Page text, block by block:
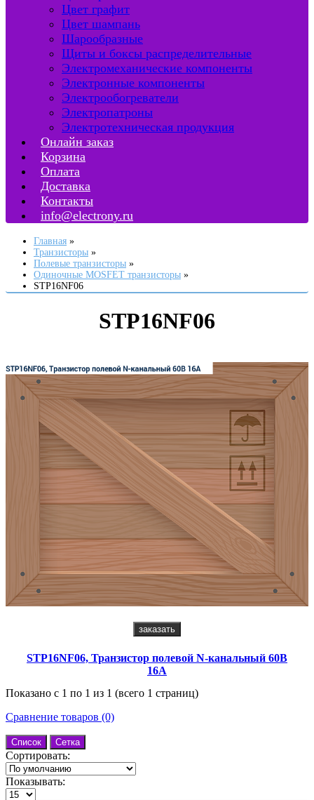
Цвет графит
Цвет шампань
Шарообразные
Щиты и боксы распределительные
Электромеханические компоненты
Электронные компоненты
Электрообогреватели
Электропатроны
Электротехническая продукция
Онлайн заказ
Корзина
Оплата
Доставка
Контакты
info@electrony.ru
Главная
Транзисторы
Полевые транзисторы
Одиночные MOSFET транзисторы
STP16NF06
STP16NF06
заказать
STP16NF06, Транзистор полевой N-канальный 60В
16A
Показано с 1 по 1 из 1 (всего 1 страниц)
Сравнение товаров (0)
Список Сетка
Сортировать:
Показывать: